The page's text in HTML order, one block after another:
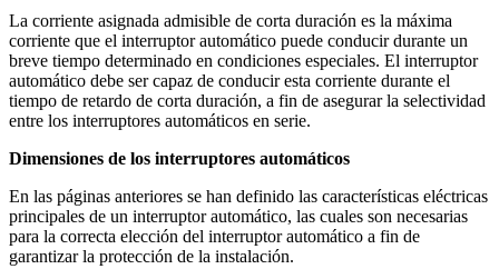
La corriente asignada admisible de corta duración es la máxima
corriente que el interruptor automático puede conducir durante un
breve tiempo determinado en condiciones especiales. El interruptor
automático debe ser capaz de conducir esta corriente durante el
tiempo de retardo de corta duración, a fin de asegurar la selectividad
entre los interruptores automáticos en serie.
Dimensiones de los interruptores automáticos
En las páginas anteriores se han definido las características eléctricas
principales de un interruptor automático, las cuales son necesarias
para la correcta elección del interruptor automático a fin de
garantizar la protección de la instalación.